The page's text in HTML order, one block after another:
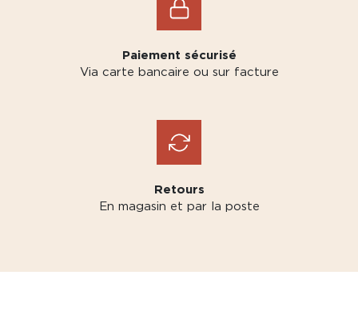
Paiement sécurisé
Via carte bancaire ou sur facture
Retours
En magasin et par la poste